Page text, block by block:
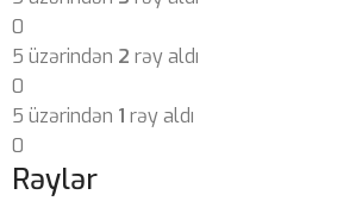
0
5 üzərindən 2 rəy aldı
0
5 üzərindən 1 rəy aldı
0
Rəylər